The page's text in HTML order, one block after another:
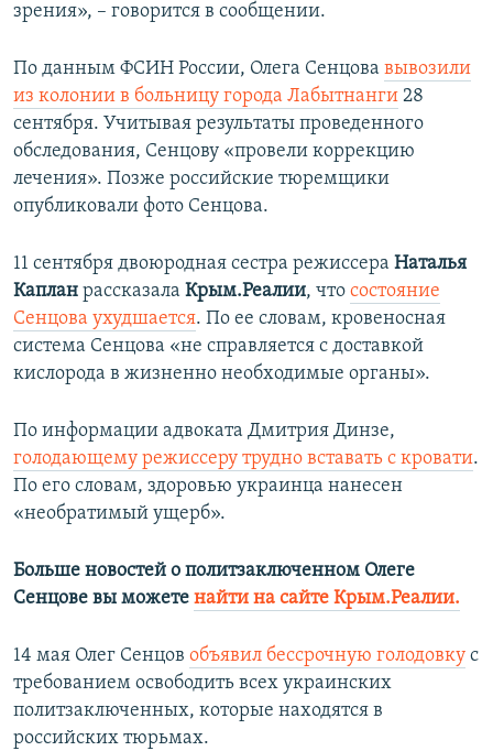
зрения», – говорится в сообщении.
По данным ФСИН России, Олега Сенцова вывозили
из колонии в больницу города Лабытнанги 28
сентября. Учитывая результаты проведенного
обследования, Сенцову «провели коррекцию
лечения». Позже российские тюремщики
опубликовали фото Сенцова.
11 сентября двоюродная сестра режиссера Наталья
Каплан рассказала Крым.Реалии, что состояние
Сенцова ухудшается. По ее словам, кровеносная
система Сенцова «не справляется с доставкой
кислорода в жизненно необходимые органы».
По информации адвоката Дмитрия Динзе,
голодающему режиссеру трудно вставать с кровати.
По его словам, здоровью украинца нанесен
«необратимый ущерб».
Больше новостей о политзаключенном Олеге
Сенцове вы можете найти на сайте Крым.Реалии.
14 мая Олег Сенцов объявил бессрочную голодовку с
требованием освободить всех украинских
политзаключенных, которые находятся в
российских тюрьмах.